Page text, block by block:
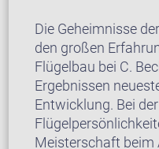
Die Geheimnisse
den großen
Flügelbau bei C.
Ergebnissen
Entwicklung. Bei
Meisterschaft beim